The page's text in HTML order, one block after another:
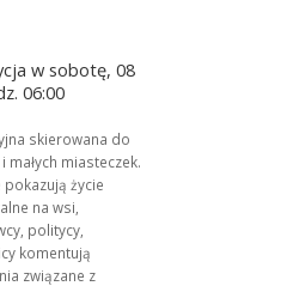
w sobotę, 08
06:00
skierowana do
małych miasteczek.
życie
na wsi,
politycy,
komentują
związane z